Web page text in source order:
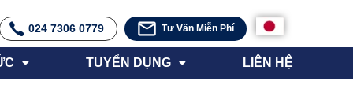
024 7306 0779 Tư Vấn Miễn Phí
TUYỂN DỤNG LIÊN HỆ